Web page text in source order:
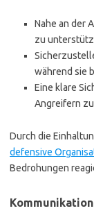
Nahe an der
zu
während sie
Eine klare
Angreifern
Durch die
defensive
Bedrohungen